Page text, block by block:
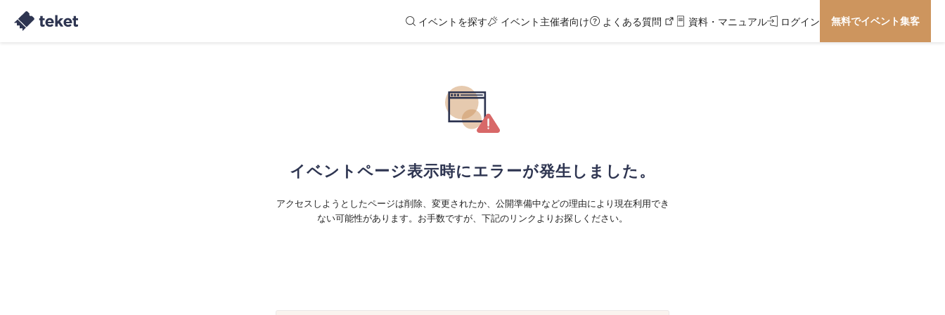
イベントを探す イベント主催者向け よくある質問 資料・マニュアル ログイン 無料でイベント集客
イベントページ表示時にエラーが発生しました。
アクセスしようとしたページは削除、変更されたか、公開準備中などの理由により現在利用でき
ない可能性があります。お手数ですが、下記のリンクよりお探しください。